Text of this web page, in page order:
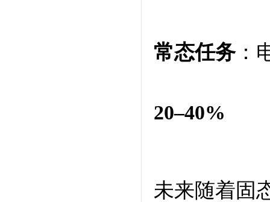
常态任务：
20–40%
未来随着固